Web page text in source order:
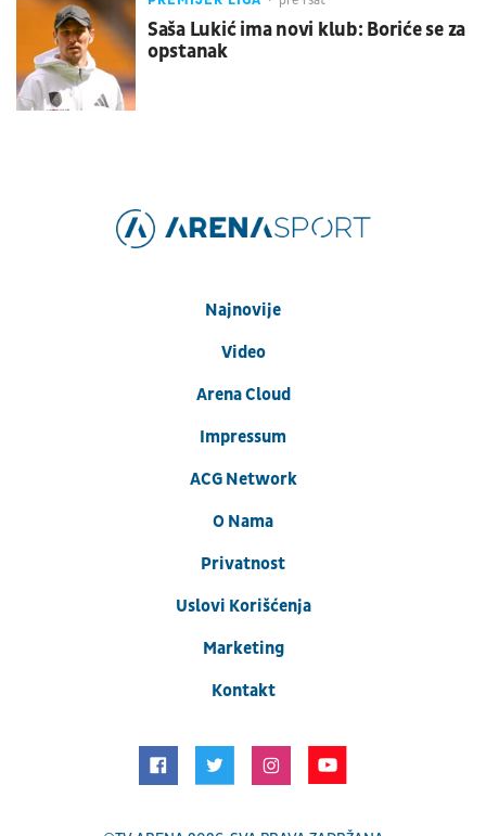
Saša Lukić ima novi klub: Boriće se za
opstanak
Najnovije
Video
Arena Cloud
Impressum
ACG Network
O Nama
Privatnost
Uslovi Korišćenja
Marketing
Kontakt